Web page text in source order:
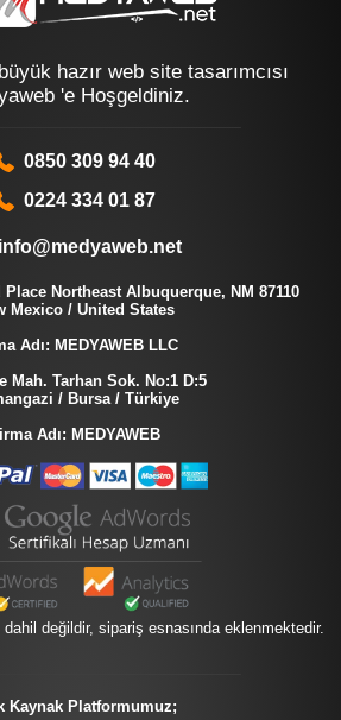
hazır web site tasarımcısı
'e Hoşgeldiniz.
0850 309 94 40
0224 334 01 87
Northeast Albuquerque, NM 87110
Mexico / United States
Adı: MEDYAWEB LLC
Mah. Tarhan Sok. No:1 D:5
/ Bursa / Türkiye
Adı: MEDYAWEB
değildir, sipariş esnasında eklenmektedir.
Kaynak Platformumuz;